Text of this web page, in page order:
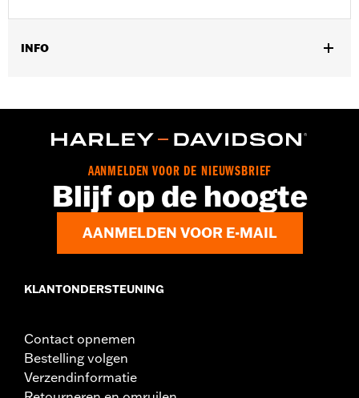
INFO
Functionele features:Geventileerd,Waterdicht,Anti-slip,
Waterdicht:Ja
1 jaar beperkte garantie - Ga naarwww.h-
d.com/warrantyvoor meer info
Glove Style:
Gauntlet
Leather
AANMELDEN VOOR DE NIEUWSBRIEF
Blijf op de hoogte
AANMELDEN VOOR E-MAIL
KLANTONDERSTEUNING
Contact opnemen
Bestelling volgen
Verzendinformatie